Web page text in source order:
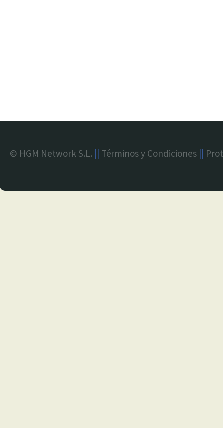
© HGM Network S.L. || Términos y Condiciones ||